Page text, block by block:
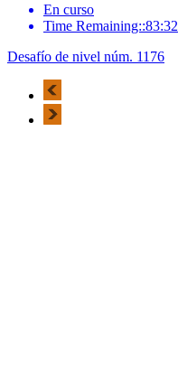
En curso
Time Remaining::83:32
Desafío de nivel núm. 1176